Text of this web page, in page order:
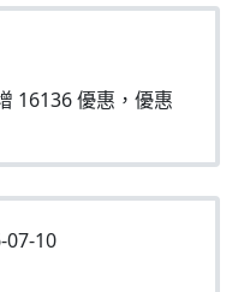
16136 優惠，優惠
07-10